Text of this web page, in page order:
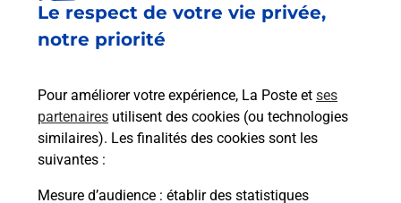
Le respect de votre vie privée,
notre priorité
Pour améliorer votre expérience, La Poste et ses
partenaires utilisent des cookies (ou technologies
similaires). Les finalités des cookies sont les
suivantes :
Mesure d’audience : établir des statistiques
Est-il possible d’acheter un
emballage directement depuis un
Comment demander une
modification de livraison ?